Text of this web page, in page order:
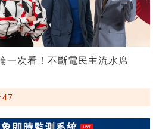
一次看！不斷電民主流水席